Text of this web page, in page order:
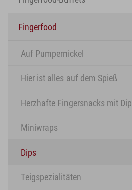
Fingerfood
Auf Pumpernickel
Hier ist alles auf dem Spieß
Herzhafte Fingersnacks mit Dip
Miniwraps
Dips
Teigspezialitäten